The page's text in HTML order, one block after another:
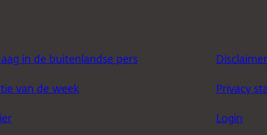
in de buitenlandse pers
van de week
Disclaimer
Privacy
Login